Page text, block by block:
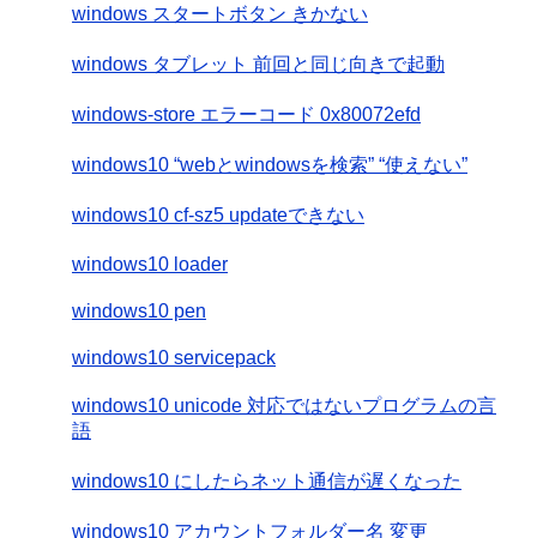
windows スタートボタン きかない
windows タブレット 前回と同じ向きで起動
windows-store エラーコード 0x80072efd
windows10 “webとwindowsを検索” “使えない”
windows10 cf-sz5 updateできない
windows10 loader
windows10 pen
windows10 servicepack
windows10 unicode 対応ではないプログラムの言
語
windows10 にしたらネット通信が遅くなった
windows10 アカウントフォルダー名 変更